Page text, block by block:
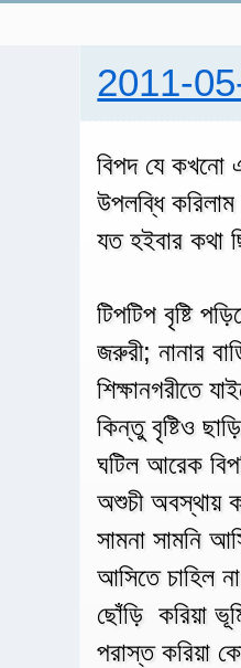
2011-
বিপদ যে কখনো
উপলব্ধি
যত হইবার কথা
টিপটিপ বৃষ্টি
জরুরী; নানার
শিক্ষানগরীতে
কিন্তু বৃষ্টিও
ঘটিল আরেক
অশুচী অবস্থায়
সামনা সামনি
আসিতে চাহিল
ছোঁড়ি করিয়া
পরাস্ত করিয়া